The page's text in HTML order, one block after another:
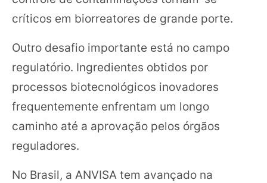
críticos em biorreatores de grande porte.
Outro desafio importante está no campo
regulatório. Ingredientes obtidos por
processos biotecnológicos inovadores
frequentemente enfrentam um longo
caminho até a aprovação pelos órgãos
reguladores.
No Brasil, a ANVISA tem avançado na